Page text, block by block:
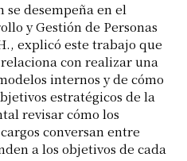
desempeña en el
y Gestión de Personas
explicó este trabajo que
con realizar una
internos y de cómo
estratégicos de la
revisar cómo los
conversan entre
a los objetivos de cada